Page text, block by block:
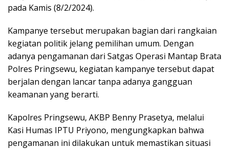
pada Kamis (8/2/2024).
Kampanye tersebut merupakan bagian dari rangkaian
kegiatan politik jelang pemilihan umum. Dengan
adanya pengamanan dari Satgas Operasi Mantap Brata
Polres Pringsewu, kegiatan kampanye tersebut dapat
berjalan dengan lancar tanpa adanya gangguan
keamanan yang berarti.
Kapolres Pringsewu, AKBP Benny Prasetya, melalui
Kasi Humas IPTU Priyono, mengungkapkan bahwa
pengamanan ini dilakukan untuk memastikan situasi